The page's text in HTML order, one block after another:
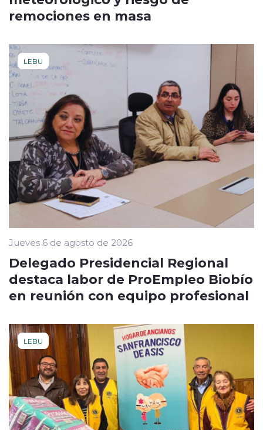
remociones en masa
LEBU
Jueves 6 de agosto de 2026
Delegado Presidencial Regional
destaca labor de ProEmpleo Biobío
en reunión con equipo profesional
LEBU